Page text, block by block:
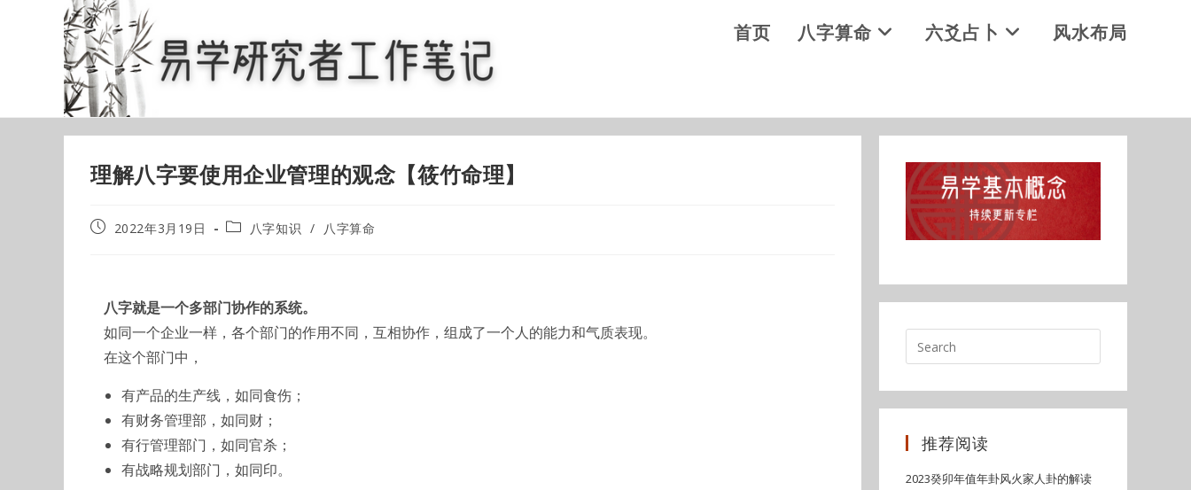
首页 八字算命 六爻占卜 风水布局
理解八字要使用企业管理的观念【筱竹命理】
Post2022年3月19日
Post八字知识 / 八字算命
八字就是一个多部门协作的系统。
如同一个企业一样，各个部门的作用不同，互相协作，组成了一个人的能力和气质表现。
在这个部门中，
有产品的生产线，如同食伤；
有财务管理部，如同财；
有行管理部门，如同官杀；
有战略规划部门，如同印。
推荐阅读
2023癸卯年值年卦风火家人卦的解读